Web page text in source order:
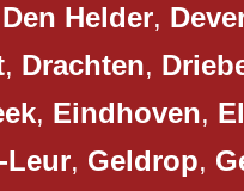
Den Helder,
, Drachten,
, Eindhoven,
Leur, Geldrop,